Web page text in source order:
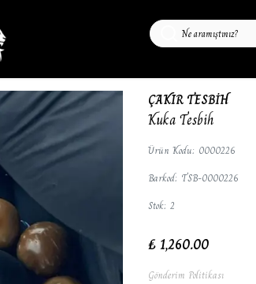
ÇAKIR TESBİH
Kuka Tesbih
Ürün Kodu: 0000226
Barkod: TSB-0000226
Stok: 2
₺ 1,260.00
Gönderim Politikası